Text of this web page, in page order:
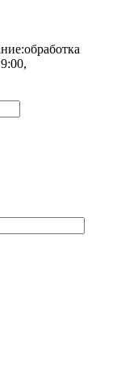
обработка